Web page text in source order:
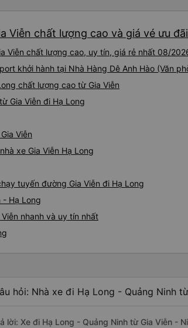
Viễn chất lượng cao và giá vé ưu
Viễn chất lượng cao, uy tín, giá rẻ nhất 08/
khởi hành tại Nhà Hàng Dê Anh Hào (Văn
chất lượng cao từ Gia Viễn
Gia Viễn đi Hạ Long
Viễn
xe Gia Viễn Hạ Long
tuyến đường Gia Viễn đi Hạ Long
- Hạ Long
nhanh và uy tín nhất
hỏi: Nhà xe đi Hạ Long - Quảng Ninh
lời: Xe đi Hạ Long - Quảng Ninh từ Gia Viễn -